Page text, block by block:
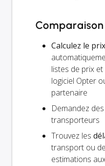
Comparaison
Calculez le
listes de prix
logiciel Opter
partenaire
Demandez des
transporteurs
Trouvez les
transport ou
estimations